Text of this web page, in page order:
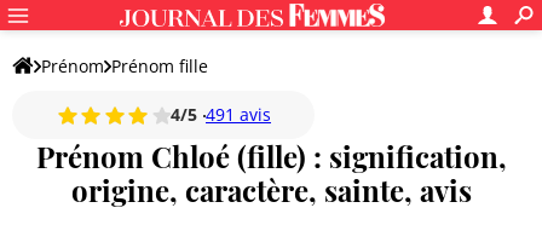
Prénom Prénom fille
4/5 491 avis
Prénom Chloé (fille) : signification,
origine, caractère, sainte, avis